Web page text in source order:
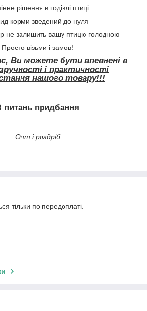
рішення в годівлі птиці
корми зведений до нуля
не залишить вашу птицю голодною
Просто візьми і замов!
Ви можете бути впевнені в
і практичності
нашого товару!!!
питань придбання
Опт і роздріб
тільки по передоплаті.